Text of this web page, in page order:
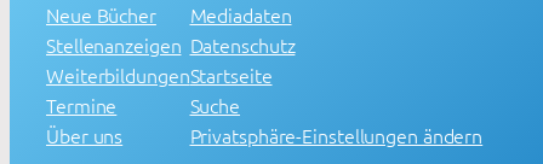
Neue Bücher
Stellenanzeigen
Weiterbildungen
Termine
Über uns
Mediadaten
Datenschutz
Startseite
Suche
Privatsphäre-Einstellungen ändern